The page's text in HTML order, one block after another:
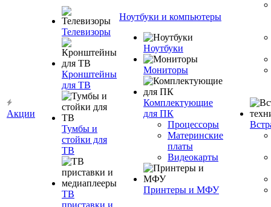
Акции
Телевизоры
Кронштейны
для ТВ
Тумбы и
стойки для
ТВ
ТВ
приставки и
Ноутбуки и компьютеры
Ноутбуки
Мониторы
Комплектующие
для ПК
Процессоры
Материнские
платы
Видеокарты
Принтеры и МФУ